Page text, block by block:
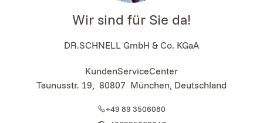
Wir sind für Sie da!
DR.SCHNELL GmbH & Co. KGaA
KundenServiceCenter
Taunusstr. 19, 80807 München, Deutschland
+49 89 3506080